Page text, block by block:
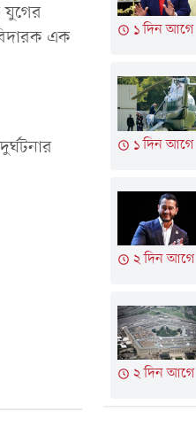
যুগের
এক
১ দিন আগে
১ দিন আগে
২ দিন আগে
২ দিন আগে